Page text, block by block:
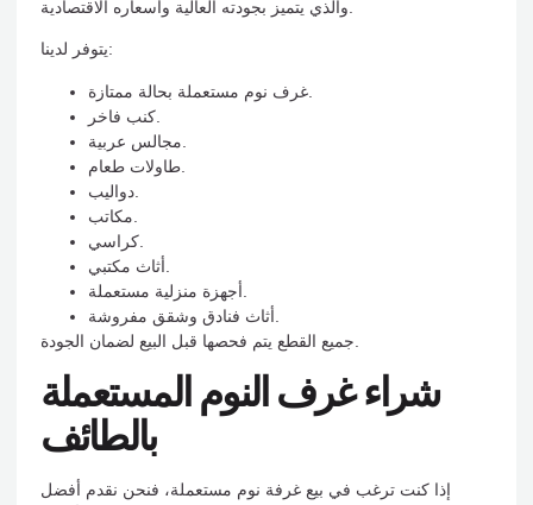
يتوفر لدينا:
شراء غرف النوم المستعملة
بالطائف
إذا كنت ترغب في بيع غرفة نوم مستعملة، فنحن نقدم أفضل